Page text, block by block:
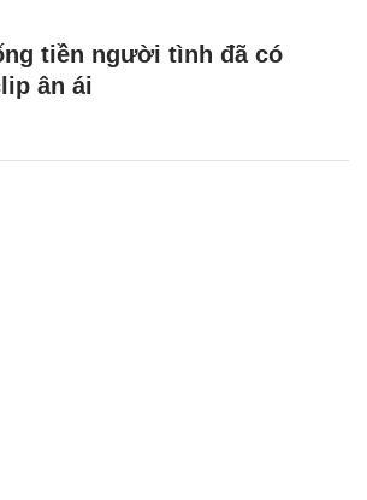
tiền người tình đã có
ân ái